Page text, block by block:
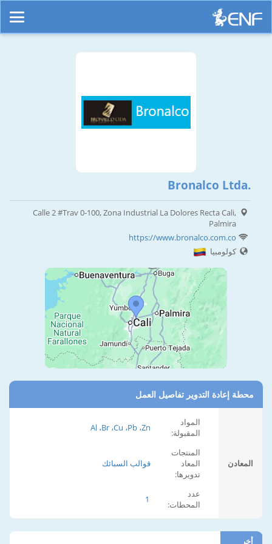
Bronalco Ltda.
Calle 2 #Trav 0-100, Zona Industrial La Dolores Recta Cali,
Palmira
https://www.bronalco.com.co
كولومبيا
محطة إعادة التدوير تفاصيل العمل
المعادن
المواد
المقبولة:
Al ،Br ،Cu ،Pb ،Zn
المنتجات
المعاد
تدويرها:
قوالب السبائك
عدد
المحطات:
1
أخر